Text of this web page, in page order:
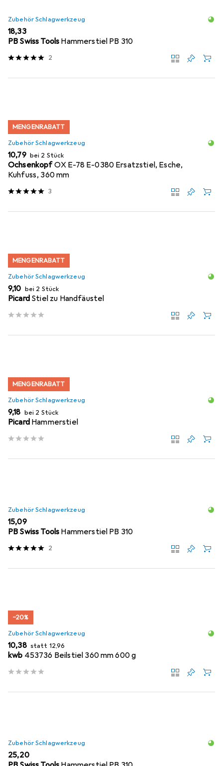
Zubehör Schlagwerkzeug
EUR
18,33
PB Swiss Tools Hammerstiel PB 310
2
MENGENRABATT
Zubehör Schlagwerkzeug
EUR
10,79 bei 2 Stück
OchsenkopfOX E-78 E-0380 Ersatzstiel, Esche,
Kuhfuss, 360 mm
3
MENGENRABATT
Zubehör Schlagwerkzeug
EUR
9,10 bei 2 Stück
Picard Stiel zu Handfäustel
MENGENRABATT
Zubehör Schlagwerkzeug
EUR
9,18 bei 2 Stück
Picard Hammerstiel
Zubehör Schlagwerkzeug
EUR
15,09
PB Swiss Tools Hammerstiel PB 310
2
−20%
Zubehör Schlagwerkzeug
EUR
10,38 statt EUR
12,96
kwb 453736 Beilstiel 360 mm 600 g
Zubehör Schlagwerkzeug
EUR
25,20